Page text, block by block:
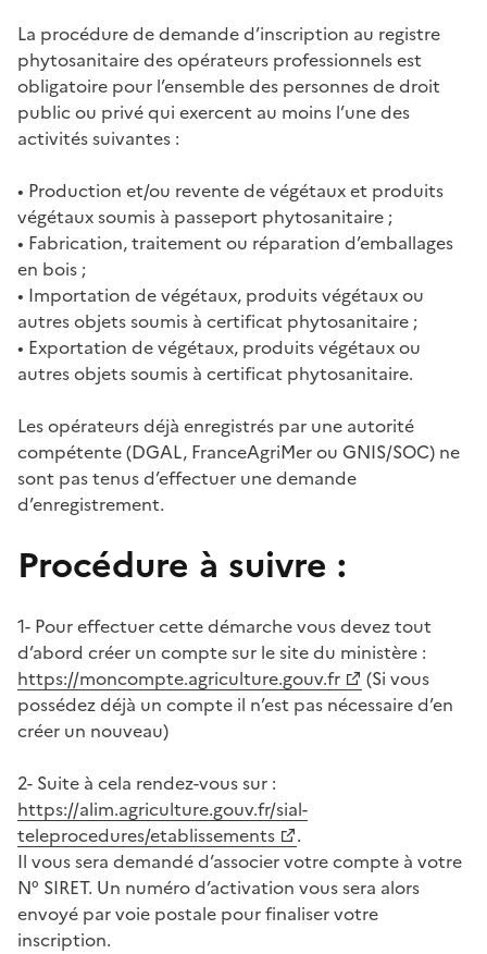
La procédure de demande d’inscription au registre
phytosanitaire des opérateurs professionnels est
obligatoire pour l’ensemble des personnes de droit
public ou privé qui exercent au moins l’une des
activités suivantes :
• Production et/ou revente de végétaux et produits
végétaux soumis à passeport phytosanitaire ;
• Fabrication, traitement ou réparation d’emballages
en bois ;
• Importation de végétaux, produits végétaux ou
autres objets soumis à certificat phytosanitaire ;
• Exportation de végétaux, produits végétaux ou
autres objets soumis à certificat phytosanitaire.
Les opérateurs déjà enregistrés par une autorité
compétente (DGAL, FranceAgriMer ou GNIS/SOC) ne
sont pas tenus d’effectuer une demande
d’enregistrement.
Procédure à suivre :
1- Pour effectuer cette démarche vous devez tout
d’abord créer un compte sur le site du ministère :
https://moncompte.agriculture.gouv.fr
(Si vous
possédez déjà un compte il n’est pas nécessaire d’en
créer un nouveau)
2- Suite à cela rendez-vous sur :
https://alim.agriculture.gouv.fr/sial-
teleprocedures/etablissements
.
Il vous sera demandé d’associer votre compte à votre
N° SIRET. Un numéro d’activation vous sera alors
envoyé par voie postale pour finaliser votre
inscription.